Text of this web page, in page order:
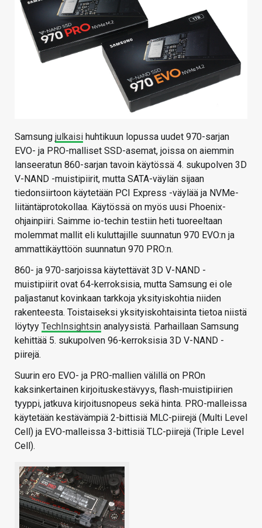
KAUPPA
VAIHDA TEEMA
Samsung julkaisi huhtikuun lopussa uudet 970-sarjan
EVO- ja PRO-malliset SSD-asemat, joissa on aiemmin
lanseeratun 860-sarjan tavoin käytössä 4. sukupolven 3D
V-NAND -muistipiirit, mutta SATA-väylän sijaan
tiedonsiirtoon käytetään PCI Express -väylää ja NVMe-
liitäntäprotokollaa. Käytössä on myös uusi Phoenix-
ohjainpiiri. Saimme io-techin testiin heti tuoreeltaan
molemmat mallit eli kuluttajille suunnatun 970 EVO:n ja
ammattikäyttöön suunnatun 970 PRO:n.
860- ja 970-sarjoissa käytettävät 3D V-NAND -
muistipiirit ovat 64-kerroksisia, mutta Samsung ei ole
paljastanut kovinkaan tarkkoja yksityiskohtia niiden
rakenteesta. Toistaiseksi yksityiskohtaisinta tietoa niistä
löytyy TechInsightsin analyysistä. Parhaillaan Samsung
kehittää 5. sukupolven 96-kerroksisia 3D V-NAND -
piirejä.
Suurin ero EVO- ja PRO-mallien välillä on PROn
kaksinkertainen kirjoituskestävyys, flash-muistipiirien
tyyppi, jatkuva kirjoitusnopeus sekä hinta. PRO-malleissa
käytetään kestävämpiä 2-bittisiä MLC-piirejä (Multi Level
Cell) ja EVO-malleissa 3-bittisiä TLC-piirejä (Triple Level
Cell).